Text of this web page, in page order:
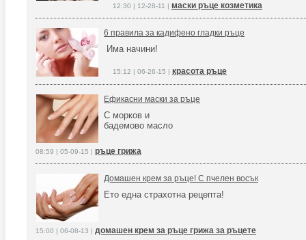
12:30 | 12-28-11 | маски ръце козметика
6 правила за кадифено гладки ръце
Има начини!
15:12 | 06-26-15 | красота ръце
Ефикасни маски за ръце
С морков и
бадемово масло
08:59 | 05-09-15 | ръце грижа
Домашен крем за ръце! С пчелен восък
Ето една страхотна рецепта!
15:00 | 06-08-13 | домашен крем за ръце грижа за ръцете